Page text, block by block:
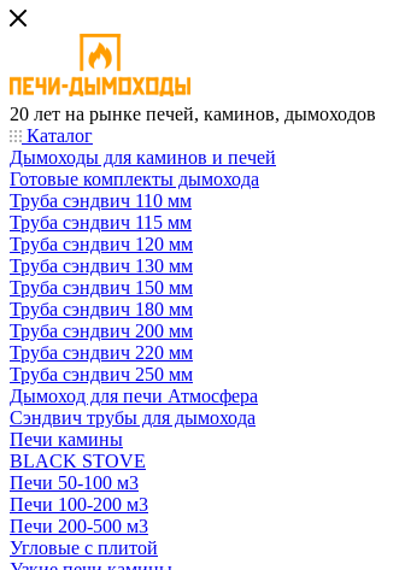
20 лет на рынке печей, каминов, дымоходов
Каталог
Дымоходы для каминов и печей
Готовые комплекты дымохода
Труба сэндвич 110 мм
Труба сэндвич 115 мм
Труба сэндвич 120 мм
Труба сэндвич 130 мм
Труба сэндвич 150 мм
Труба сэндвич 180 мм
Труба сэндвич 200 мм
Труба сэндвич 220 мм
Труба сэндвич 250 мм
Дымоход для печи Атмосфера
Сэндвич трубы для дымохода
Печи камины
BLACK STOVE
Печи 50-100 м3
Печи 100-200 м3
Печи 200-500 м3
Угловые с плитой